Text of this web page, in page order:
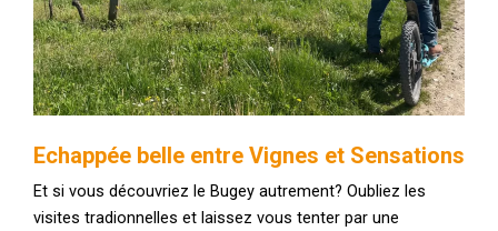
Echappée belle entre Vignes et Sensations
Et si vous découvriez le Bugey autrement? Oubliez les
visites tradionnelles et laissez vous tenter par une